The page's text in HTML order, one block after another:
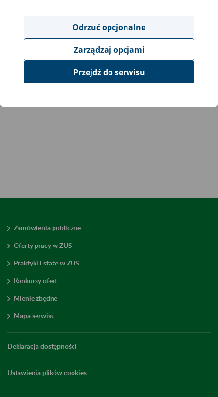
Zamówienia publiczne
Oferty pracy w ZUS
Praktyki i staże w ZUS
Konkursy ofert
Mienie zbędne
Mapa serwisu
Deklaracja dostępności
Ustawienia plików cookies
Odrzuć opcjonalne
Zarządzaj opcjami
Przejdź do serwisu